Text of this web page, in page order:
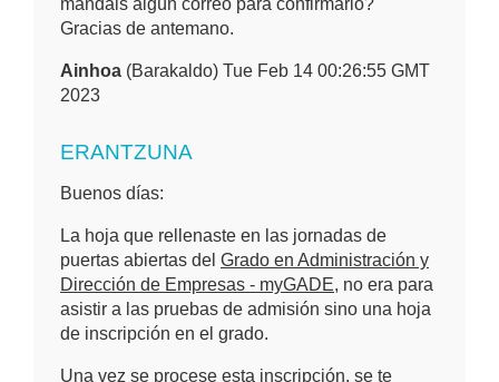
mandáis algún correo para confirmarlo?
Gracias de antemano.
Ainhoa (Barakaldo) Tue Feb 14 00:26:55 GMT
2023
ERANTZUNA
Buenos días:
La hoja que rellenaste en las jornadas de
puertas abiertas del Grado en Administración y
Dirección de Empresas - myGADE, no era para
asistir a las pruebas de admisión sino una hoja
de inscripción en el grado.
Una vez se procese esta inscripción, se te